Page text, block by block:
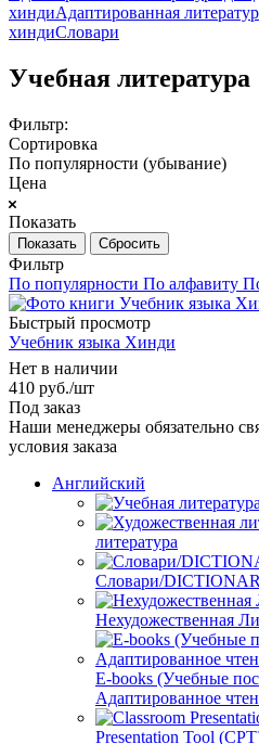
хиндиАдаптированная
хиндиСловари
Учебная литература
Фильтр:
Сортировка
По популярности (убывание)
Цена
Показать
Сбросить
Фильтр
По популярности По алфавиту
Быстрый просмотр
Учебник языка Хинди
Нет в наличии
410 руб./шт
Под заказ
Наши менеджеры обязательно
условия заказа
Английский
литература
Словари/
Нехудожественная
E-books (Учебные
Адаптированное
Presentation Tool